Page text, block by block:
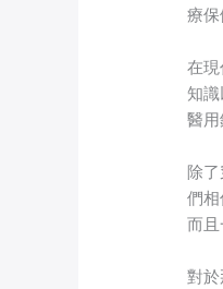
療保
在
知
醫
除
們
而
對